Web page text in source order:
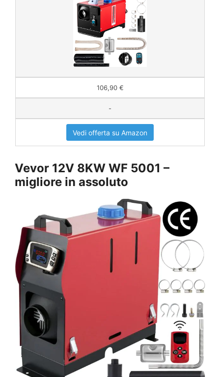
106,90 €
-
Vedi offerta su Amazon
Vevor 12V 8KW WF 5001 –
migliore in assoluto